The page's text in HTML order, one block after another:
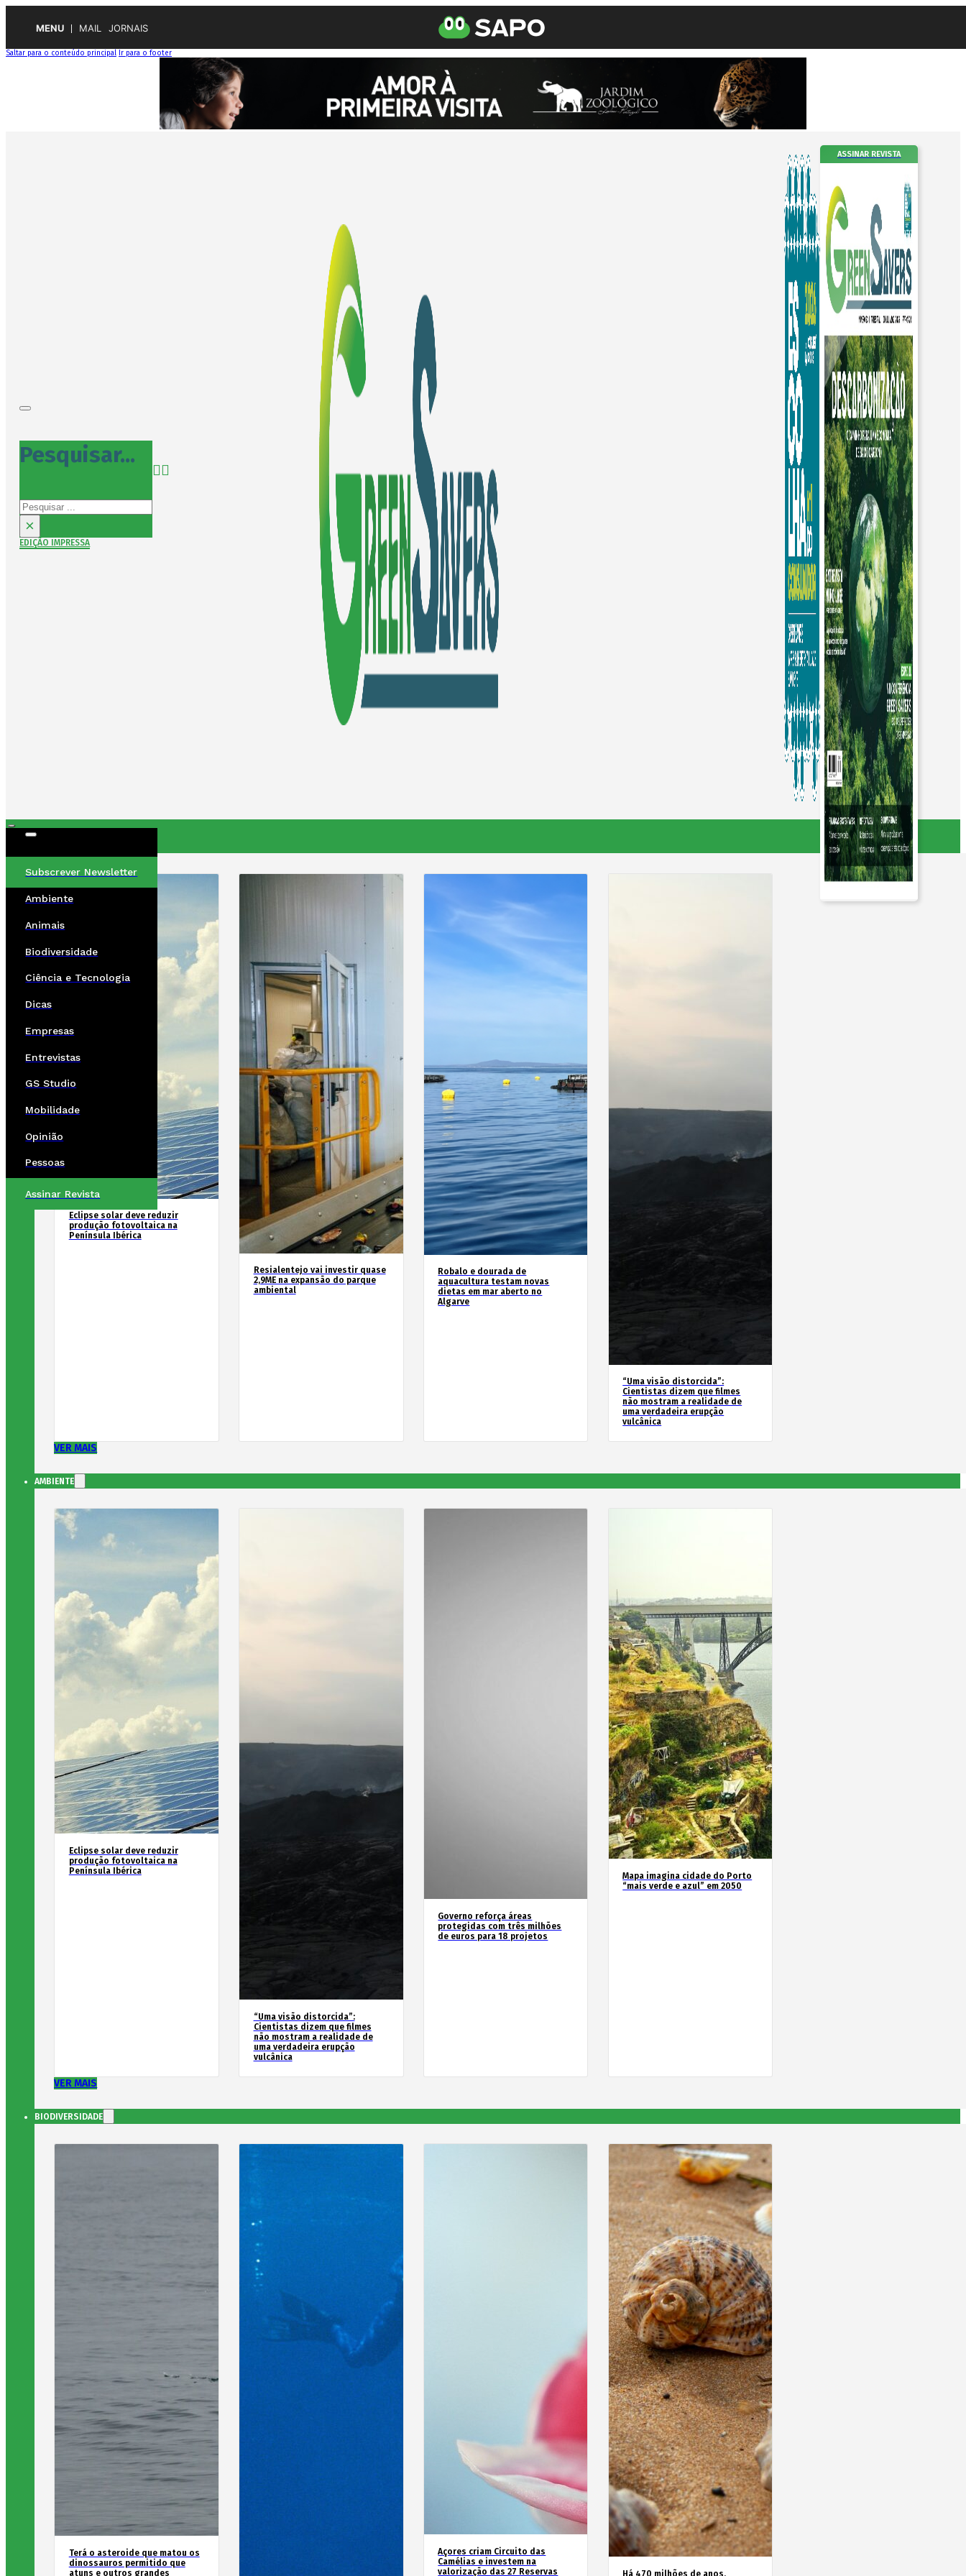
MENU MAIL JORNAIS
Saltar para o conteúdo principal Ir para o footer
Pesquisar...
Pesquisar
×
EDIÇÃO IMPRESSA
ASSINAR REVISTA
Subscrever Newsletter
Ambiente
Animais
Biodiversidade
Ciência e Tecnologia
Dicas
Empresas
Entrevistas
GS Studio
Mobilidade
Opinião
Pessoas
Assinar Revista
Eclipse solar deve reduzir
produção fotovoltaica na
Península Ibérica
Resialentejo vai investir quase
2,9ME na expansão do parque
ambiental
Robalo e dourada de
aquacultura testam novas
dietas em mar aberto no
Algarve
“Uma visão distorcida”:
Cientistas dizem que filmes
não mostram a realidade de
uma verdadeira erupção
vulcânica
VER MAIS
AMBIENTE
Eclipse solar deve reduzir
produção fotovoltaica na
Península Ibérica
“Uma visão distorcida”:
Cientistas dizem que filmes
não mostram a realidade de
uma verdadeira erupção
vulcânica
Governo reforça áreas
protegidas com três milhões
de euros para 18 projetos
Mapa imagina cidade do Porto
“mais verde e azul” em 2050
VER MAIS
BIODIVERSIDADE
Terá o asteroide que matou os
dinossauros permitido que
atuns e outros grandes
Açores criam Circuito das
Camélias e investem na
valorização das 27 Reservas
Há 470 milhões de anos,